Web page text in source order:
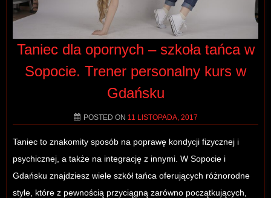
Taniec dla opornych – szkoła tańca w
Sopocie. Trener personalny kurs w
Gdańsku
POSTED ON 11 LISTOPADA, 2017
Taniec to znakomity sposób na poprawę kondycji fizycznej i
psychicznej, a także na integrację z innymi. W Sopocie i
Gdańsku znajdziesz wiele szkół tańca oferujących różnorodne
style, które z pewnością przyciągną zarówno początkujących,